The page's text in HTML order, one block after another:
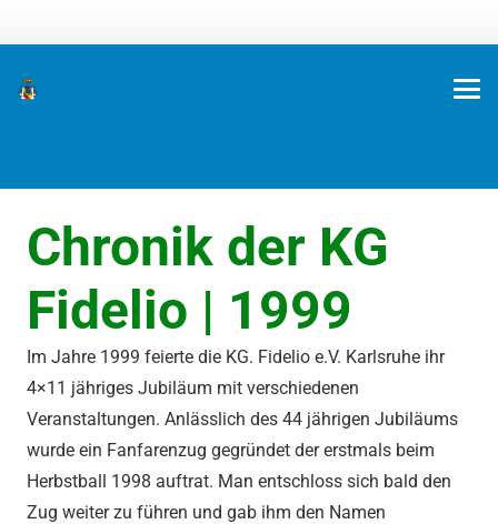
Chronik der KG
Fidelio | 1999
Im Jahre 1999 feierte die KG. Fidelio e.V. Karlsruhe ihr
4×11 jähriges Jubiläum mit verschiedenen
Veranstaltungen. Anlässlich des 44 jährigen Jubiläums
wurde ein Fanfarenzug gegründet der erstmals beim
Herbstball 1998 auftrat. Man entschloss sich bald den
Zug weiter zu führen und gab ihm den Namen